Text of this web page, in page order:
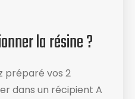
la résine ?
préparé vos 2
dans un récipient A